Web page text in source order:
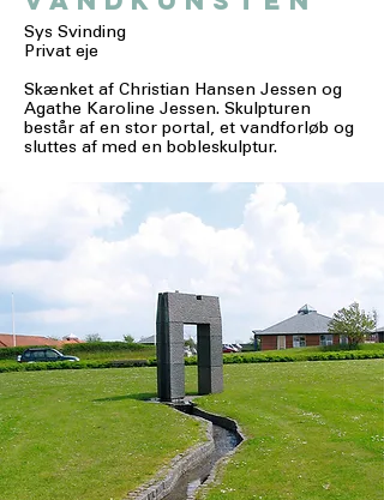
Sys Svinding
Privat eje
Skænket af Christian Hansen Jessen og
Agathe Karoline Jessen. Skulpturen
består af en stor portal, et vandforløb og
sluttes af med en bobleskulptur.